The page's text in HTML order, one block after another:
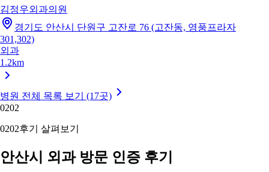
김정우외과의원
경기도 안산시 단원구 고잔로 76 (고잔동, 영풍프라자
301,302)
외과
1.2km
병원 전체 목록 보기 (17곳)
0202
0202후기 살펴보기
안산시 외과 방문 인증 후기